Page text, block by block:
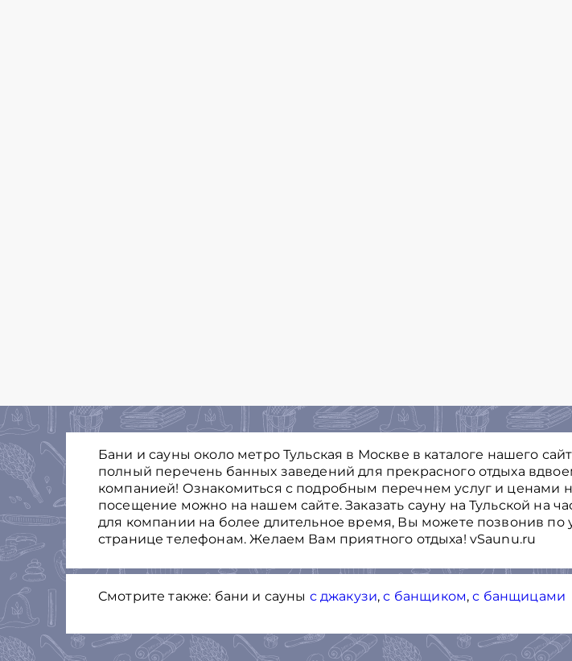
Бани и сауны около метро Тульская в Москве в каталоге нашего
полный перечень банных заведений для прекрасного отдыха
компанией! Ознакомиться с подробным перечнем услуг и ценами
посещение можно на нашем сайте. Заказать сауну на Тульской на
для компании на более длительное время, Вы можете позвонив по
странице телефонам. Желаем Вам приятного отдыха! vSaunu.ru
Смотрите также: бани и сауны с джакузи,с банщиком,с банщицами